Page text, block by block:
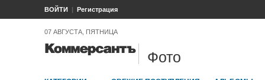
ВОЙТИ Регистрация
07 АВГУСТА, ПЯТНИЦА
Фото